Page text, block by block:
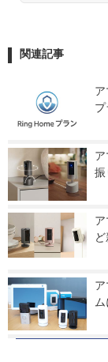
関連記事
プ
振
ム